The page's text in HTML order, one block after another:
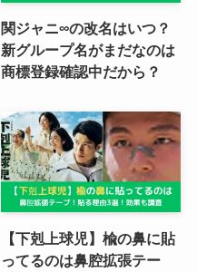
関ジャニ∞の改名はいつ？
新グループ名がまだなのは
商標登録確認中だから？
【下剋上球児】楡の鼻に貼
ってるのは鼻腔拡張テー